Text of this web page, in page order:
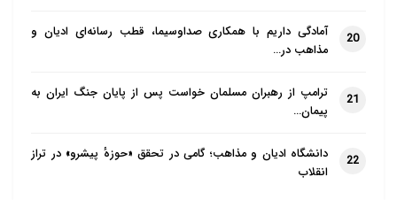
20
آمادگی داریم با همکاری صداوسیما، قطب رسانه‌ای ادیان و
مذاهب در…
21
ترامپ از رهبران مسلمان خواست پس از پایان جنگ ایران به
پیمان…
22
دانشگاه ادیان و مذاهب؛ گامی در تحقق «حوزهٔ پیشرو» در تراز
انقلاب